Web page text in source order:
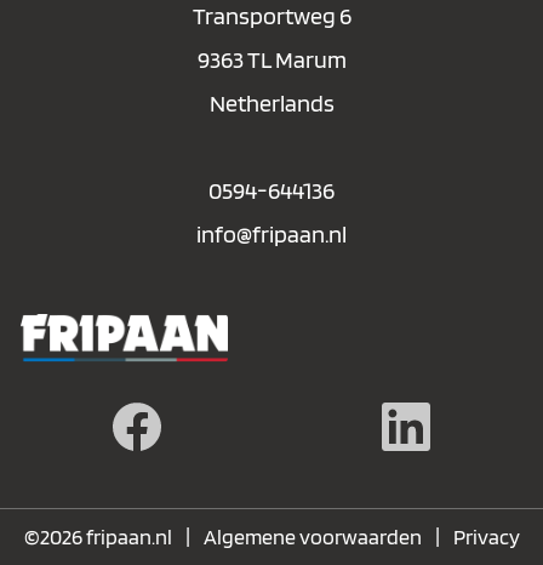
Transportweg 6
9363 TL Marum
Netherlands
0594-644136
info@fripaan.nl
©2026 fripaan.nl | Algemene voorwaarden | Privacy